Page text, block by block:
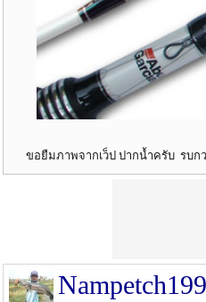
ขอยืมภาพจากเว็ป ปากน้ำครับ รบ